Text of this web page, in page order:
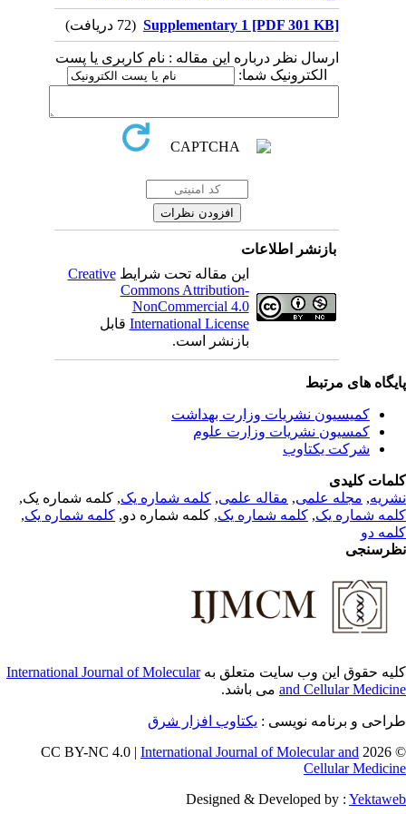
Supplementary 1 [PDF 301 KB](72 دریافت)
ارسال نظر درباره این مقاله : نام کاربری یا پست
الکترونیک شما:
بازنشر اطلاعات
این مقاله تحت شرایطCreative
Commons Attribution-
NonCommercial 4.0
International Licenseقابل
بازنشر است.
های مرتبط
کمیسیون نشریات وزارت بهداشت
کمسیون نشریات وزارت علوم
شرکت یکتاوب
کلیدی
,مجله علمی, مقاله علمی, کلمه شماره یک, کلمه شماره یک,
شماره یک,کلمه شماره یک, کلمه شماره دو,کلمه شماره یک,
دو
حقوق این وب سایت متعلق بهInternational Journal of Molecular
and Cellularمی باشد.
و برنامه نویسی : یکتاوب افزار شرق
©
International Journal of Molecular and
Cellular
Designed & Developed by :